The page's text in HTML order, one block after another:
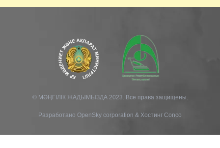
© МӘҢГІЛІК ЖАДЫМЫЗДА 2023. Все права защищены.
Разработано OpenSky corporation & Хостинг Conco